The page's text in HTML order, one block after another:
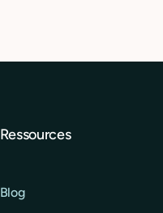
Ressources
Blog